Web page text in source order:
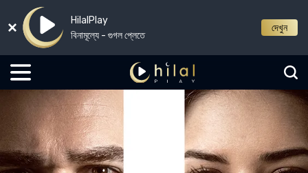
HilalPlay
বিনামূল্যে - গুগল প্লেতে
দেখুন